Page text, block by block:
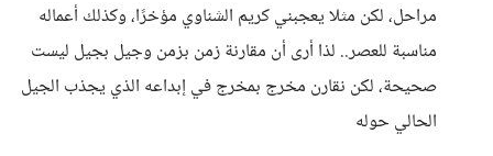
مراحل، لكن مثلا يعجبني كريم الشناوي مؤخرًا، وكذلك أعماله
مناسبة للعصر.. لذا أرى أن مقارنة زمن بزمن وجيل بجيل ليست
صحيحة، لكن نقارن مخرج بمخرج في إبداعه الذي يجذب الجيل
الحالي حوله